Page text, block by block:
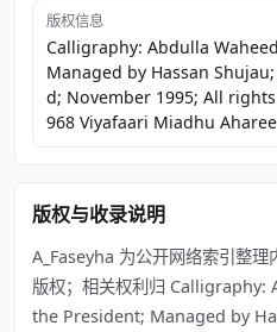
版权信息
Calligraphy: Abdulla
Managed by Hassan
d; November 1995; All
968 Viyafaari Miadhu
版权与收录说明
A_Faseyha 为公开网络索引整
版权；相关权利归
the President; Managed by